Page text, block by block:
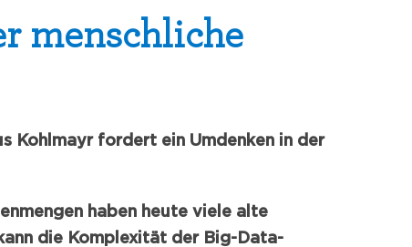
menschliche
Kohlmayr fordert ein Umdenken in der
haben heute viele alte
die Komplexität der Big-Data-